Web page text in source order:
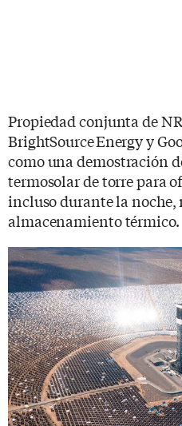
Propiedad conjunta de
BrightSource Energy y
como una demostración
termosolar de torre para
incluso durante la noche,
almacenamiento térmico.